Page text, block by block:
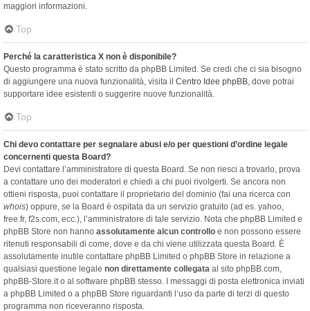
maggiori informazioni.
Top
Perché la caratteristica X non è disponibile?
Questo programma è stato scritto da phpBB Limited. Se credi che ci sia bisogno
di aggiungere una nuova funzionalità, visita il Centro Idee phpBB, dove potrai
supportare idee esistenti o suggerire nuove funzionalità.
Top
Chi devo contattare per segnalare abusi e/o per questioni d’ordine legale
concernenti questa Board?
Devi contattare l’amministratore di questa Board. Se non riesci a trovarlo, prova
a contattare uno dei moderatori e chiedi a chi puoi rivolgerti. Se ancora non
ottieni risposta, puoi contattare il proprietario del dominio (fai una ricerca con
whois) oppure, se la Board è ospitata da un servizio gratuito (ad es. yahoo,
free.fr, f2s.com, ecc.), l’amministratore di tale servizio. Nota che phpBB Limited e
phpBB Store non hanno assolutamente alcun controllo e non possono essere
ritenuti responsabili di come, dove e da chi viene utilizzata questa Board. È
assolutamente inutile contattare phpBB Limited o phpBB Store in relazione a
qualsiasi questione legale non direttamente collegata al sito phpBB.com,
phpBB-Store.it o al software phpBB stesso. I messaggi di posta elettronica inviati
a phpBB Limited o a phpBB Store riguardanti l’uso da parte di terzi di questo
programma non riceveranno risposta.